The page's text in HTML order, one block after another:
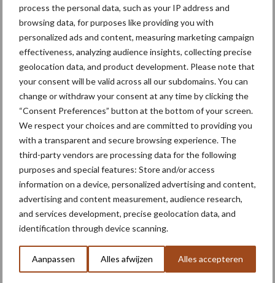
process the personal data, such as your IP address and
browsing data, for purposes like providing you with
personalized ads and content, measuring marketing campaign
effectiveness, analyzing audience insights, collecting precise
geolocation data, and product development. Please note that
your consent will be valid across all our subdomains. You can
change or withdraw your consent at any time by clicking the
“Consent Preferences” button at the bottom of your screen.
We respect your choices and are committed to providing you
with a transparent and secure browsing experience. The
third-party vendors are processing data for the following
purposes and special features: Store and/or access
information on a device, personalized advertising and content,
advertising and content measurement, audience research,
and services development, precise geolocation data, and
identification through device scanning.
Aanpassen Alles afwijzen Alles accepteren
Daarnaast is er ook het vraagstuk van aansprakelijkheid. “Wie
advies geeft, moet ook aansprakelijkheid garanderen”, zegt Peter
Jaeken van Phytofar. “Een veelgehoorde kritiek is dat verdelers
ze te winnen hebben bij de verkoop; maar je moet natuurlijk ook
kunnen garanderen dat plagen en onkruid effectief bestreden
worden. Dan duikt al gauw de vraag op hoe voorzichtig je bent in
je advies en wat er gebeurt als er iets grondig fout loopt in het
veld.”
Stewardship
Voor Phytofar is het ook belangrijk dat de sector van
gewasbeschermingsmiddelen nog steeds ondersteuning moet
kunnen bieden van goed gebruik, het zogenaamde ‘stewardship’.
“Dan gaat het niet alleen om de veiligheid op vlak van mens en
milieu, maar ook op agronomisch vlak, bijvoorbeeld in het kader